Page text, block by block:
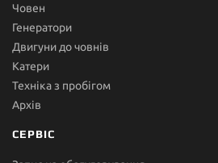
Човен
Генератори
Двигуни до човнів
Катери
Техніка з пробігом
Архів
СЕРВІС